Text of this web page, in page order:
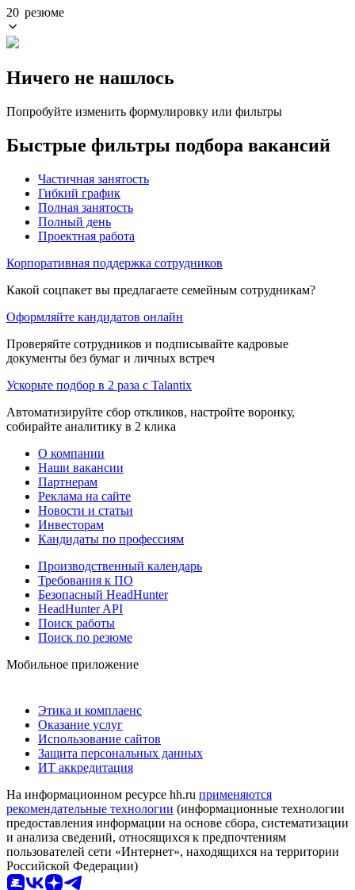
20 резюме
Ничего не нашлось
Попробуйте изменить формулировку или фильтры
Быстрые фильтры подбора вакансий
Частичная занятость
Гибкий график
Полная занятость
Полный день
Проектная работа
Корпоративная поддержка сотрудников
Какой соцпакет вы предлагаете семейным сотрудникам?
Оформляйте кандидатов онлайн
Проверяйте сотрудников и подписывайте кадровые
документы без бумаг и личных встреч
Ускорьте подбор в 2 раза с Talantix
Автоматизируйте сбор откликов, настройте воронку,
собирайте аналитику в 2 клика
О компании
Наши вакансии
Партнерам
Реклама на сайте
Новости и статьи
Инвесторам
Кандидаты по профессиям
Производственный календарь
Требования к ПО
Безопасный HeadHunter
HeadHunter API
Поиск работы
Поиск по резюме
Мобильное приложение
Этика и комплаенс
Оказание услуг
Использование сайтов
Защита персональных данных
ИТ аккредитация
На информационном ресурсе hh.ru применяются
рекомендательные технологии (информационные технологии
предоставления информации на основе сбора, систематизации
и анализа сведений, относящихся к предпочтениям
пользователей сети «Интернет», находящихся на территории
Российской Федерации)